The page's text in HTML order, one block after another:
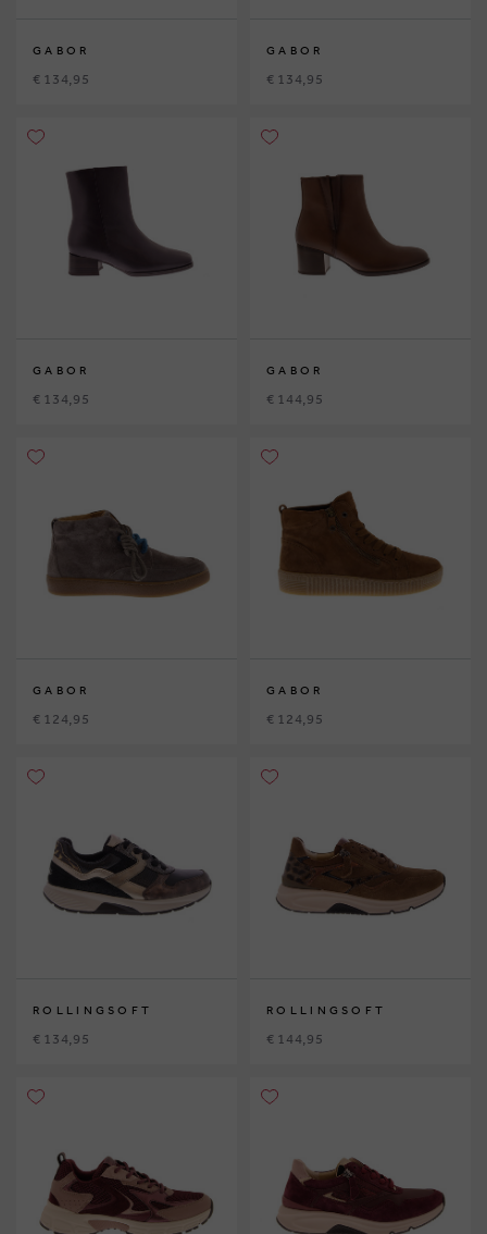
GABOR
€ 134,95
GABOR
€ 134,95
GABOR
€ 134,95
GABOR
€ 144,95
GABOR
€ 124,95
GABOR
€ 124,95
ROLLINGSOFT
€ 134,95
ROLLINGSOFT
€ 144,95